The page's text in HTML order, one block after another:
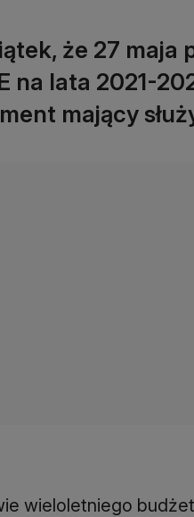
że 27 maja
na lata 2021-
mający
wieloletniego